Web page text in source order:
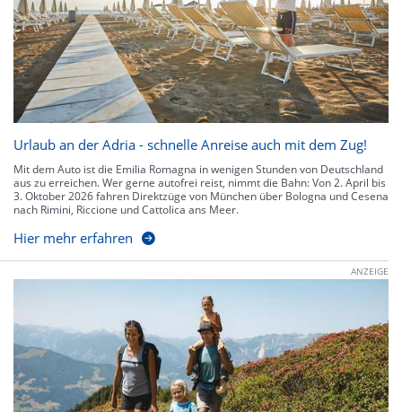
Urlaub an der Adria - schnelle Anreise auch mit dem Zug!
Mit dem Auto ist die Emilia Romagna in wenigen Stunden von Deutschland
aus zu erreichen. Wer gerne autofrei reist, nimmt die Bahn: Von 2. April bis
3. Oktober 2026 fahren Direktzüge von München über Bologna und Cesena
nach Rimini, Riccione und Cattolica ans Meer.
Hier mehr erfahren
ANZEIGE